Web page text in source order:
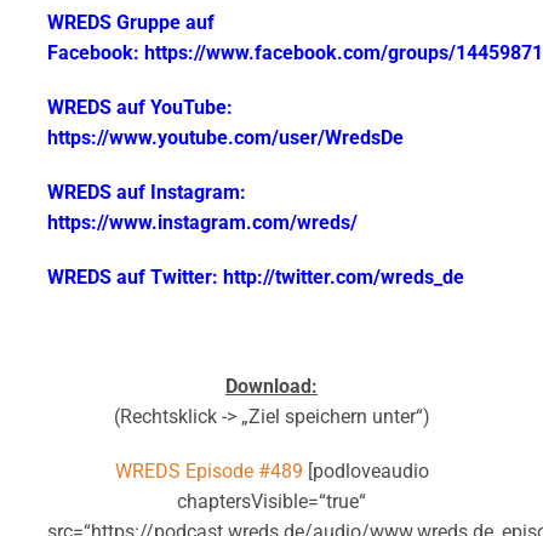
WREDS Gruppe auf
Facebook: https://www.facebook.com/groups/
WREDS auf YouTube:
https://www.youtube.com/user/WredsDe
WREDS auf Instagram:
https://www.instagram.com/wreds/
WREDS auf Twitter: http://twitter.com/wreds_de
Download:
(Rechtsklick -> „Ziel speichern unter“)
WREDS Episode #489 [podloveaudio
chaptersVisible=“true“
src=“https://podcast.wreds.de/audio/